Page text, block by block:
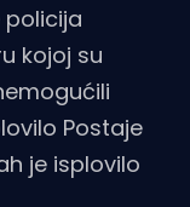
policija
kojoj su
Postaje
je isplovilo